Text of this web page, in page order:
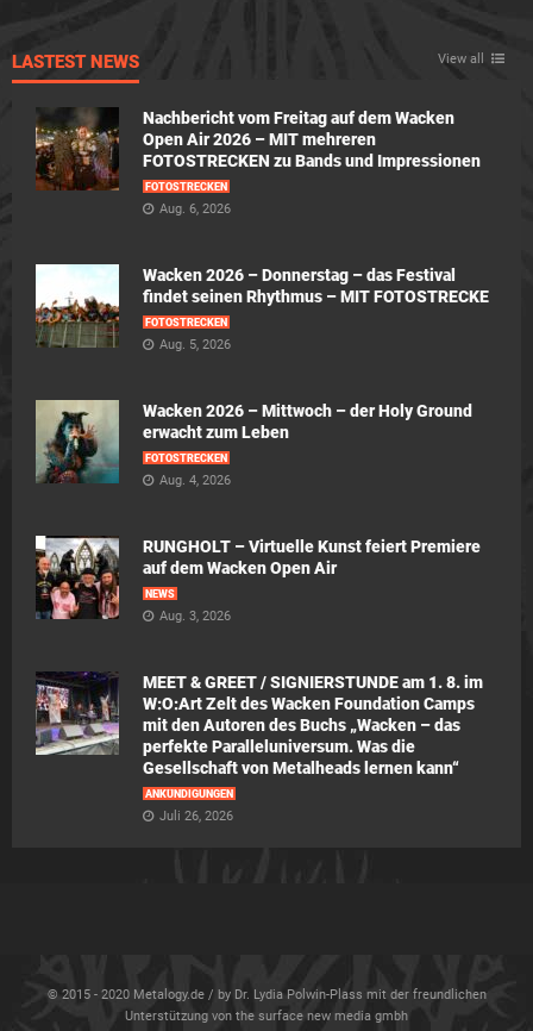
LASTEST NEWS View all
Nachbericht vom Freitag auf dem Wacken
Open Air 2026 – MIT mehreren
FOTOSTRECKEN zu Bands und Impressionen
FOTOSTRECKEN
Aug. 6, 2026
Wacken 2026 – Donnerstag – das Festival
findet seinen Rhythmus – MIT FOTOSTRECKE
FOTOSTRECKEN
Aug. 5, 2026
Wacken 2026 – Mittwoch – der Holy Ground
erwacht zum Leben
FOTOSTRECKEN
Aug. 4, 2026
RUNGHOLT – Virtuelle Kunst feiert Premiere
auf dem Wacken Open Air
NEWS
Aug. 3, 2026
MEET & GREET / SIGNIERSTUNDE am 1. 8. im
W:O:Art Zelt des Wacken Foundation Camps
mit den Autoren des Buchs „Wacken – das
perfekte Paralleluniversum. Was die
Gesellschaft von Metalheads lernen kann“
ANKÜNDIGUNGEN
Juli 26, 2026
© 2015 - 2020 Metalogy.de / by Dr. Lydia Polwin-Plass mit der freundlichen
Unterstützung von the surface new media gmbh